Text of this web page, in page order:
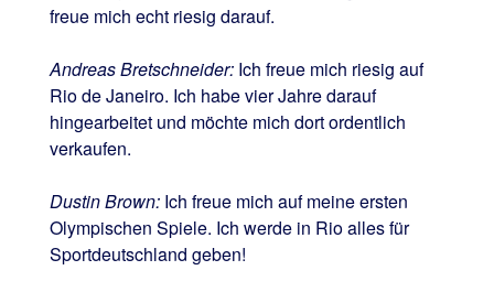
freue mich echt riesig darauf.
Andreas Bretschneider:Ich freue mich riesig auf
Rio de Janeiro. Ich habe vier Jahre darauf
hingearbeitet und möchte mich dort ordentlich
verkaufen.
Dustin Brown:Ich freue mich auf meine ersten
Olympischen Spiele. Ich werde in Rio alles für
Sportdeutschland geben!